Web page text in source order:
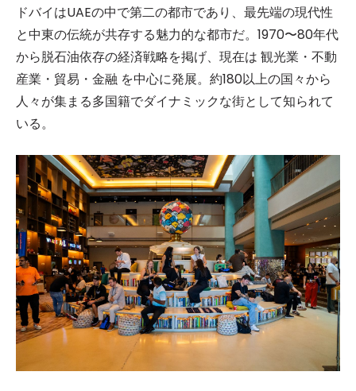
ドバイはUAEの中で第二の都市であり、最先端の現代性
と中東の伝統が共存する魅力的な都市だ。1970〜80年代
から脱石油依存の経済戦略を掲げ、現在は 観光業・不動
産業・貿易・金融 を中心に発展。約180以上の国々から
人々が集まる多国籍でダイナミックな街として知られて
いる。